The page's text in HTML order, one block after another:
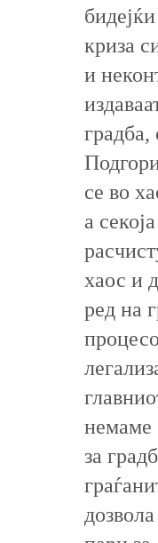
криза
и
градба,
се во
а
хаос и
ред на
немаме
за